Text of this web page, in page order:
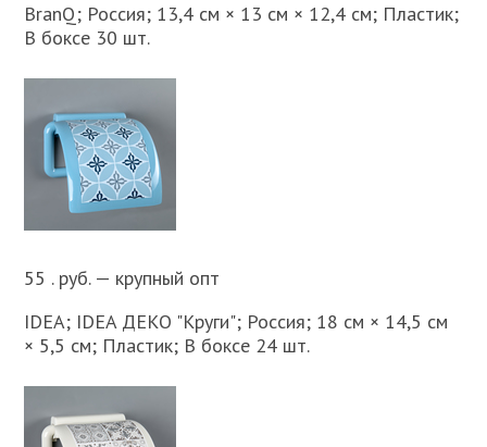
BranQ; Россия; 13,4 см × 13 см × 12,4 см; Пластик;
В боксе 30 шт.
55 . руб. — крупный опт
IDEA; IDEA ДЕКО "Круги"; Россия; 18 см × 14,5 см
× 5,5 см; Пластик; В боксе 24 шт.